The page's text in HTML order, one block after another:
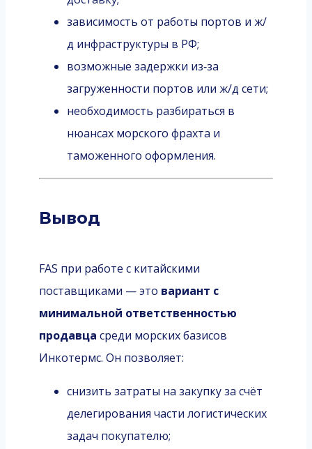
зависимость от работы портов и ж/
д инфраструктуры в РФ;
возможные задержки из‑за
загруженности портов или ж/д сети;
необходимость разбираться в
нюансах морского фрахта и
таможенного оформления.
Вывод
FAS при работе с китайскими
поставщиками — это вариант с
минимальной ответственностью
продавца среди морских базисов
Инкотермс. Он позволяет:
снизить затраты на закупку за счёт
делегирования части логистических
задач покупателю;